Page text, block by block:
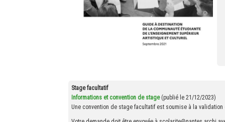
Stage facultatif
Informations et convention de stage (publié le 21/12/2023)
Une convention de stage facultatif est soumise à la